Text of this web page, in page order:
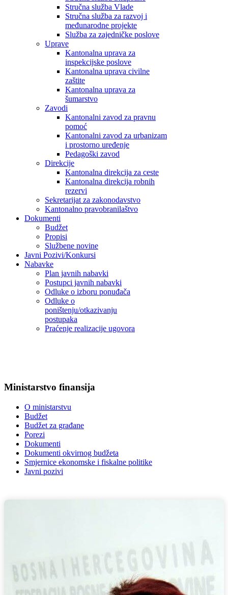
Stručna služba Vlade
Stručna služba za razvoj i
međunarodne projekte
Služba za zajedničke poslove
Uprave
Kantonalna uprava za
inspekcijske poslove
Kantonalna uprava civilne
zaštite
Kantonalna uprava za
šumarstvo
Zavodi
Kantonalni zavod za pravnu
pomoć
Kantonalni zavod za urbanizam
i prostorno uređenje
Pedagoški zavod
Direkcije
Kantonalna direkcija za ceste
Kantonalna direkcija robnih
rezervi
Sekretarijat za zakonodavstvo
Kantonalno pravobranilaštvo
Dokumenti
Budžet
Propisi
Službene novine
Javni Pozivi/Konkursi
Nabavke
Plan javnih nabavki
Postupci javnih nabavki
Odluke o izboru ponuđača
Odluke o
poništenju/otkazivanju
postupaka
Praćenje realizacije ugovora
Ministarstvo finansija
O ministarstvu
Budžet
Budžet za građane
Porezi
Dokumenti
Dokumenti okvirnog budžeta
Smjernice ekonomske i fiskalne politike
Javni pozivi